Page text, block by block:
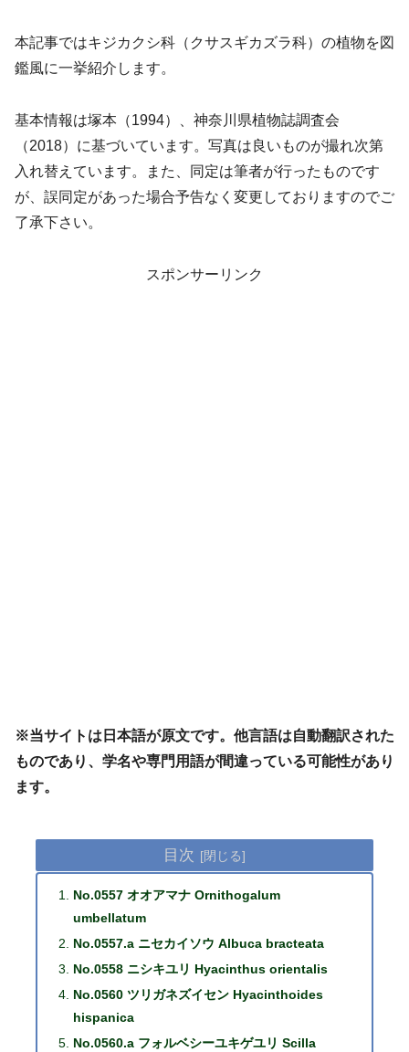
本記事ではキジカクシ科（クサスギカズラ科）の植物を図
鑑風に一挙紹介します。
基本情報は塚本（1994）、神奈川県植物誌調査会
（2018）に基づいています。写真は良いものが撮れ次第
入れ替えています。また、同定は筆者が行ったものです
が、誤同定があった場合予告なく変更しておりますのでご
了承下さい。
スポンサーリンク
※当サイトは日本語が原文です。他言語は自動翻訳された
ものであり、学名や専門用語が間違っている可能性があり
ます。
目次
No.0557 オオアマナ Ornithogalum
umbellatum
No.0557.a ニセカイソウ Albuca bracteata
No.0558 ニシキユリ Hyacinthus orientalis
No.0560 ツリガネズイセン Hyacinthoides
hispanica
No.0560.a フォルベシーユキゲユリ Scilla